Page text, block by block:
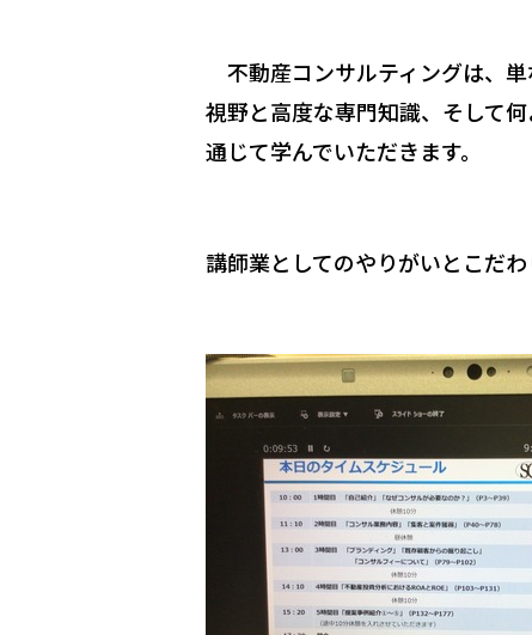
不動産コンサルティングは、
視野と高度な専門知識、そして
通じて学んでいただきます。
講師業としてのやりがいとこだわ